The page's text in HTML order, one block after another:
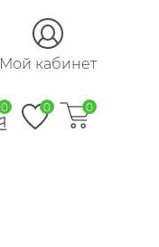
Мой кабинет
0 0 0